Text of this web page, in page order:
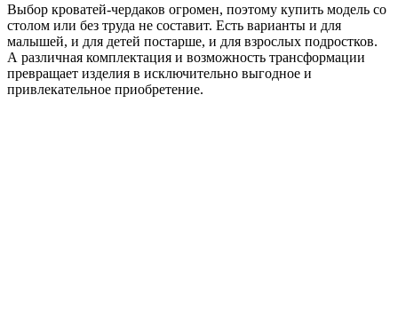
Выбор кроватей-чердаков огромен, поэтому купить модель со
столом или без труда не составит. Есть варианты и для
малышей, и для детей постарше, и для взрослых подростков.
А различная комплектация и возможность трансформации
превращает изделия в исключительно выгодное и
привлекательное приобретение.